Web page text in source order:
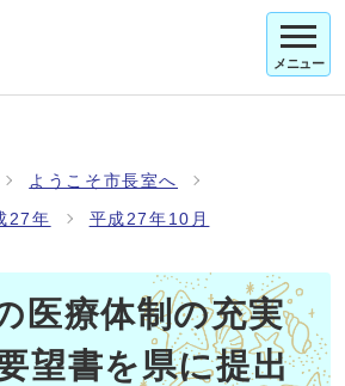
メニュー
ようこそ市長室へ
27年 平成27年10月
医療体制の充実
望書を県に提出